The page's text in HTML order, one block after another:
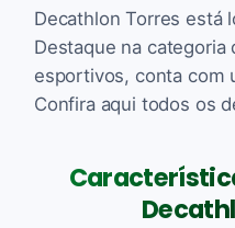
Decathlon Torres está
Destaque na categoria
esportivos, conta com
Confira aqui todos os